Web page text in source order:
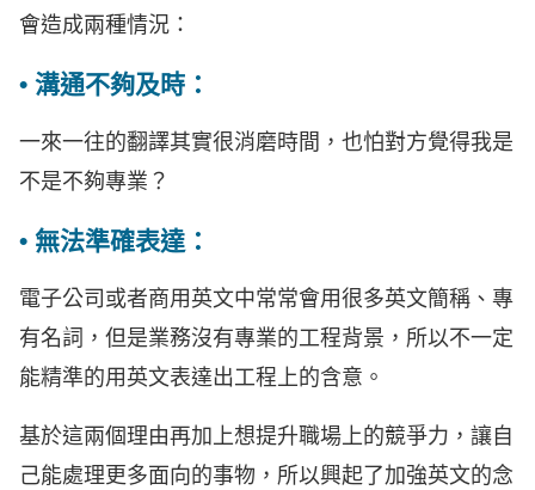
會造成兩種情況：
• 溝通不夠及時：
一來一往的翻譯其實很消磨時間，也怕對方覺得我是
不是不夠專業？
• 無法準確表達：
電子公司或者商用英文中常常會用很多英文簡稱、專
有名詞，但是業務沒有專業的工程背景，所以不一定
能精準的用英文表達出工程上的含意。
基於這兩個理由再加上想提升職場上的競爭力，讓自
己能處理更多面向的事物，所以興起了加強英文的念